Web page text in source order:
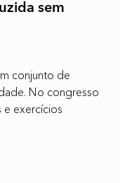
sem
conjunto de
No congresso
e exercícios